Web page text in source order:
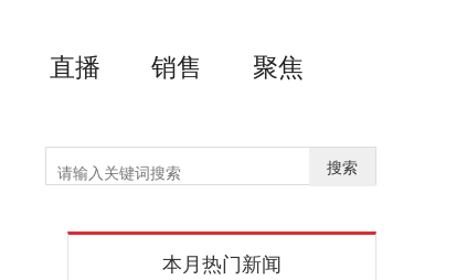
直播 销售 聚焦
搜索
本月热门新闻